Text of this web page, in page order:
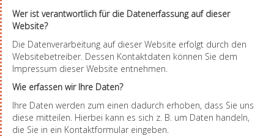
Wer ist verantwortlich für die Datenerfassung auf dieser
Website?
Die Datenverarbeitung auf dieser Website erfolgt durch den
Websitebetreiber. Dessen Kontaktdaten können Sie dem
Impressum dieser Website entnehmen.
Wie erfassen wir Ihre Daten?
Ihre Daten werden zum einen dadurch erhoben, dass Sie uns
diese mitteilen. Hierbei kann es sich z. B. um Daten handeln,
die Sie in ein Kontaktformular eingeben.